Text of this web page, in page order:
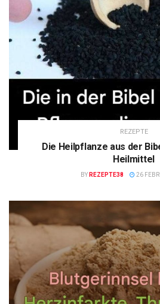
REZEPTE
Die Heilpflanze aus der
Heilmittel
BY REZEPTE38 26